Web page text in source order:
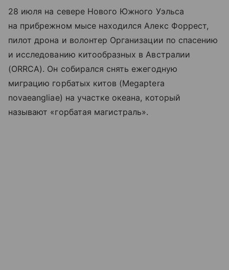
28 июля на севере Нового Южного Уэльса
на прибрежном мысе находился Алекс Форрест,
пилот дрона и волонтер Организации по спасению
и исследованию китообразных в Австралии
(ORRCA). Он собирался снять ежегодную
миграцию горбатых китов (Megaptera
novaeangliae) на участке океана, который
называют «горбатая магистраль».